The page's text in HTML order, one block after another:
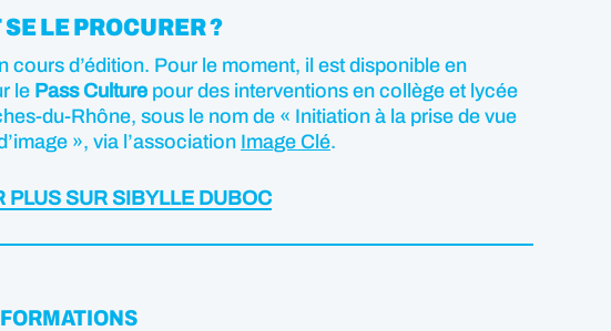
LE PROCURER ?
cours d’édition. Pour le moment, il est disponible en
le Pass Culture pour des interventions en collège et lycée
du-Rhône, sous le nom de « Initiation à la prise de vue
», via l’association Image Clé.
PLUS SUR SIBYLLE DUBOC